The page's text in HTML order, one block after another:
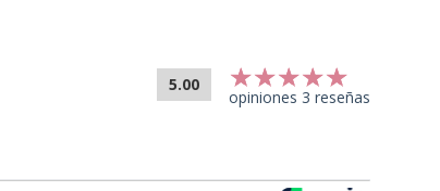
5.00
opiniones 3 reseñas